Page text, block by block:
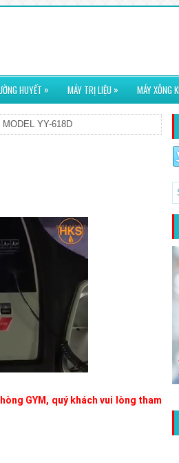
HUYẾT » MÁY TRỊ LIỆU » MÁY XÔNG
YY-618D
GYM, quý khách vui lòng tham